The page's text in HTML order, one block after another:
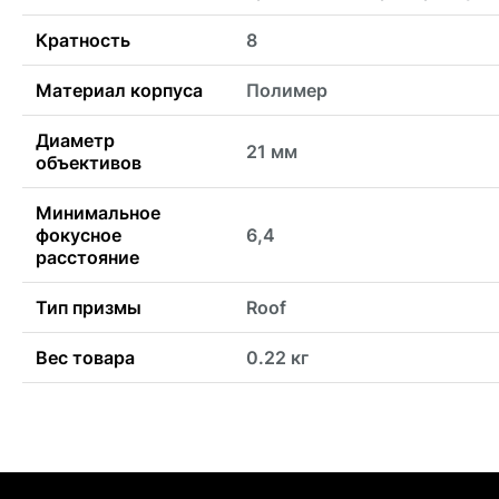
Кратность 8
Материал корпуса Полимер
Диаметр
объективов
21 мм
Минимальное
фокусное
расстояние
6,4
Тип призмы Roof
Вес товара 0.22 кг